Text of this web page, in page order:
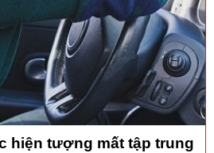
hiện tượng mất tập trung